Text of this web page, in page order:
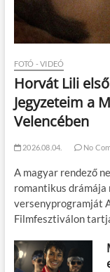
FOTÓ - VIDEÓ
Horvát Lili
Jegyzeteim a
Velencében
2026.08.04. No
A magyar rendező
romantikus
versenyprogramját
Filmfesztiválon